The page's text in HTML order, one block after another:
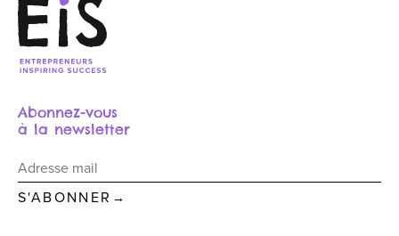
Abonnez-vous
à la newsletter
→